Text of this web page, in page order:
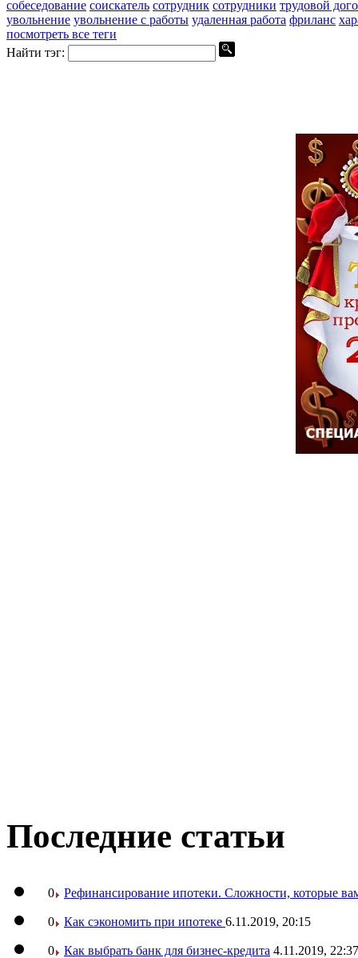
собеседование соискатель сотрудник сотрудники трудовой
увольнение увольнение с работы удаленная работа фриланс
посмотреть все теги
Найти тэг:
Последние статьи
0 Рефинансирование ипотеки. Сложности, которые
0 Как сэкономить при ипотеке 6.11.2019, 20:15
0 Как выбрать банк для бизнес-кредита 4.11.2019, 22:37